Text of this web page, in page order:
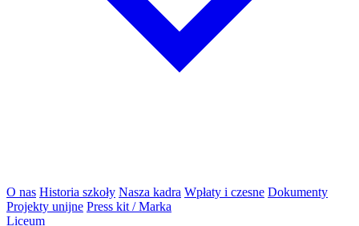
O nas Historia szkoły Nasza kadra Wpłaty i czesne Dokumenty
Projekty unijne Press kit / Marka
Liceum